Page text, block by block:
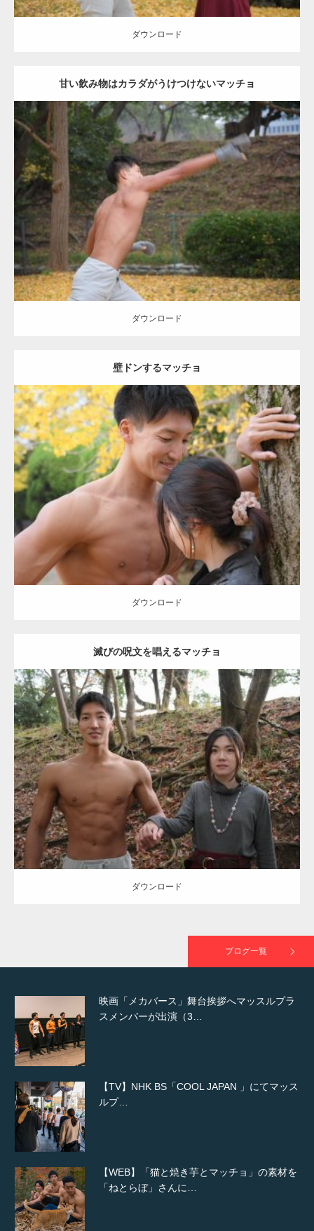
ダウンロード
甘い飲み物はカラダがうけつけないマッチョ
Update:2021.07.8
Category: 公園のマッチョ その他 AKIHITO(細マッチョ) 背中
ダウンロード
ダウンロード
壁ドンするマッチョ
Update: 2021.07.8
Category:公園のマッチョ その他 AKIHITO(細マッチョ) 大胸筋 肩 腹
筋
ダウンロード
ダウンロード
滅びの呪文を唱えるマッチョ
Update:2021.07.8
Category:公園のマッチョ その他 AKIHITO(細マッチョ) 大胸筋 腹筋
ダウンロード
ダウンロード
ブログ一覧
【YouTube】マッチョフリー素材メンバーが
ギネス世界記録…
【TV】TBS番組「ひるおび」にてマッスルプ
ラスが紹介されま…
TOKYO FMラジオ番組「ONE MORNING」
で紹介さ…
NHK「所さん！事件ですよ」に取材されまし
た（6/8放送）
映画「メカバース」舞台挨拶へマッスルプラ
スメンバーが出演（3…
【TV】NHK BS「COOL JAPAN 」にてマッス
ルプ…
【WEB】「猫と焼き芋とマッチョ」の素材を
「ねとらぼ」さんに…